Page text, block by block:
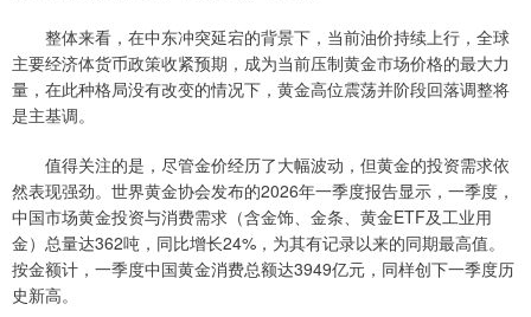
整体来看，在中东冲突延宕的背景下，当前油价持续上行，全球
主要经济体货币政策收紧预期，成为当前压制黄金市场价格的最大力
量，在此种格局没有改变的情况下，黄金高位震荡并阶段回落调整将
是主基调。
值得关注的是，尽管金价经历了大幅波动，但黄金的投资需求依
然表现强劲。世界黄金协会发布的2026年一季度报告显示，一季度，
中国市场黄金投资与消费需求（含金饰、金条、黄金ETF及工业用
金）总量达362吨，同比增长24%，为其有记录以来的同期最高值。
按金额计，一季度中国黄金消费总额达3949亿元，同样创下一季度历
史新高。